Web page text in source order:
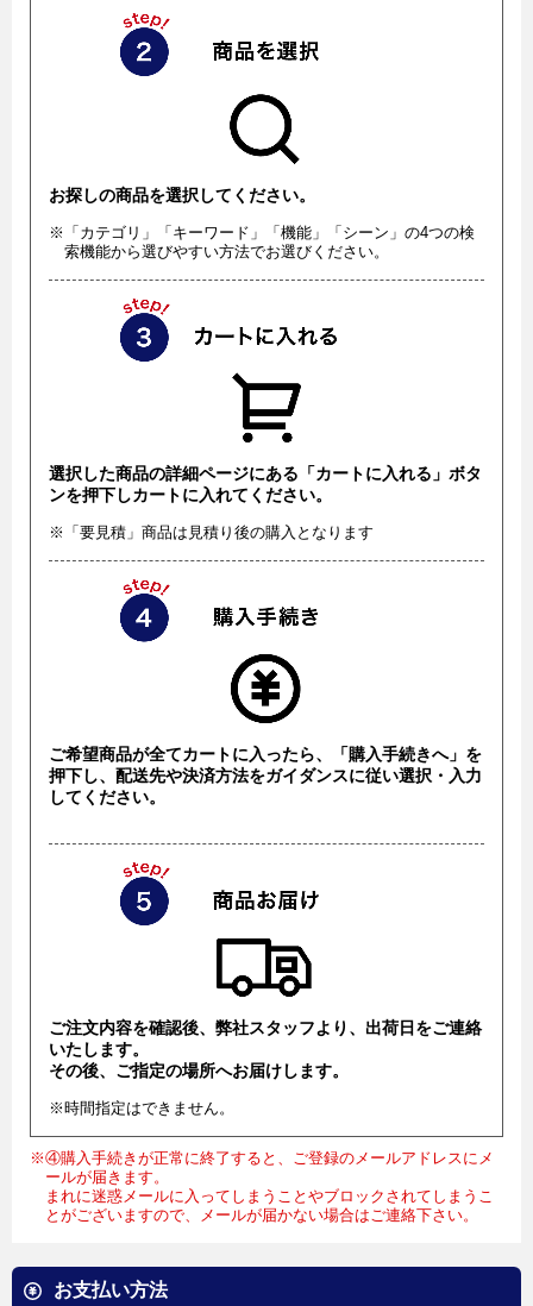
お探しの商品を選択してください。
※「カテゴリ」「キーワード」「機能」「シーン」の4つの検
索機能から選びやすい方法でお選びください。
選択した商品の詳細ページにある「カートに入れる」ボタ
ンを押下しカートに入れてください。
※「要見積」商品は見積り後の購入となります
ご希望商品が全てカートに入ったら、「購入手続きへ」を
押下し、配送先や決済方法をガイダンスに従い選択・入力
してください。
ご注文内容を確認後、弊社スタッフより、出荷日をご連絡
いたします。
その後、ご指定の場所へお届けします。
※時間指定はできません。
※④購入手続きが正常に終了すると、ご登録のメールアドレスにメ
ールが届きます。
まれに迷惑メールに入ってしまうことやブロックされてしまうこ
とがございますので、メールが届かない場合はご連絡下さい。
お支払い方法